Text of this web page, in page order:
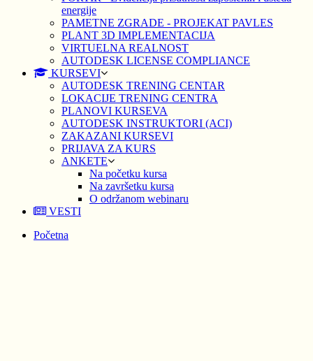
energije
PAMETNE ZGRADE - PROJEKAT PAVLES
PLANT 3D IMPLEMENTACIJA
VIRTUELNA REALNOST
AUTODESK LICENSE COMPLIANCE
KURSEVI
AUTODESK TRENING CENTAR
LOKACIJE TRENING CENTRA
PLANOVI KURSEVA
AUTODESK INSTRUKTORI (ACI)
ZAKAZANI KURSEVI
PRIJAVA ZA KURS
ANKETE
Na početku kursa
Na završetku kursa
O održanom webinaru
VESTI
Početna